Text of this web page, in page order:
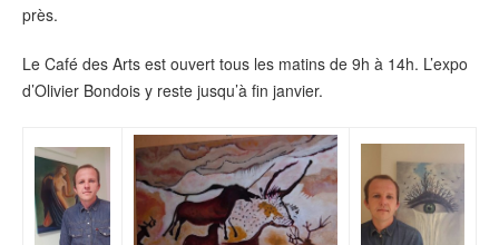
près.
Le Café des Arts est ouvert tous les matins de 9h à 14h. L’expo
d’Olivier Bondois y reste jusqu’à fin janvier.